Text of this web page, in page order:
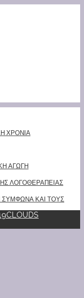
ΧΡΟΝΙΑ
ΑΓΩΓΗ
ΛΟΓΟΘΕΡΑΠΕΙΑΣ
ΣΥΜΦΩΝΑ ΚΑΙ ΤΟΥΣ